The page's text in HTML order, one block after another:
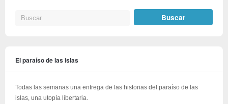
El paraíso de las islas
Todas las semanas una entrega de las historias del paraíso de las
islas, una utopía libertaria.